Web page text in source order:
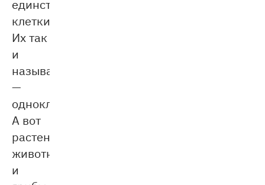
единственной
клетки.
Их так
и
называют
—
одноклеточные.
А вот
растения,
животные
и